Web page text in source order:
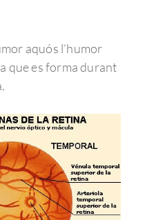
aquós l’humor
que es forma durant